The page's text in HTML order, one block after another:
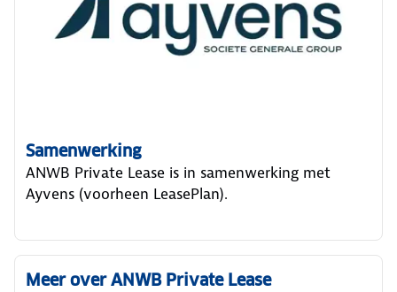
Samenwerking
ANWB Private Lease is in samenwerking met
Ayvens (voorheen LeasePlan).
Meer over ANWB Private Lease